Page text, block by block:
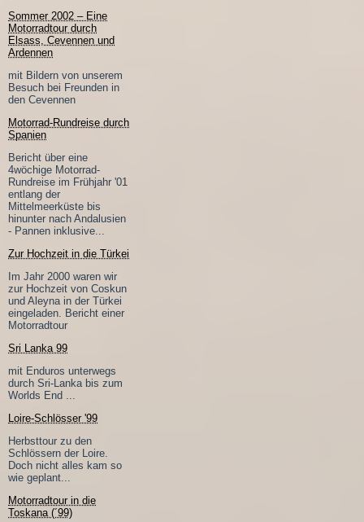
Sommer 2002 – Eine
Motorradtour durch
Elsass, Cevennen und
Ardennen
mit Bildern von unserem
Besuch bei Freunden in
den Cevennen
Motorrad-Rundreise durch
Spanien
Bericht über eine
4wöchige Motorrad-
Rundreise im Frühjahr '01
entlang der
Mittelmeerküste bis
hinunter nach Andalusien
- Pannen inklusive...
Zur Hochzeit in die Türkei
Im Jahr 2000 waren wir
zur Hochzeit von Coskun
und Aleyna in der Türkei
eingeladen. Bericht einer
Motorradtour
Sri Lanka 99
mit Enduros unterwegs
durch Sri-Lanka bis zum
Worlds End ...
Loire-Schlösser '99
Herbsttour zu den
Schlössern der Loire.
Doch nicht alles kam so
wie geplant...
Motorradtour in die
Toskana (´99)